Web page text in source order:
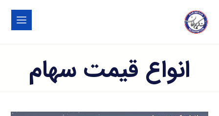
انواع قیمت سهام